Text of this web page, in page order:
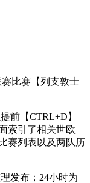
比赛【列支敦士
前【CTRL+D】
索引了相关世欧
赛列表以及两队历
发布；24小时为